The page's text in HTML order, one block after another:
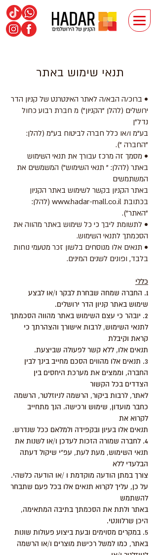
תנאי שימוש באתר
• ברוכ/ה הבא/ה לאתר האינטרנט של קניון הדר
ירושלים (להלן "הקניון") מ חברת רבוע כחול
נדל"ן
בע"מ ו/או כלל חברה לביטוח בע"מ (להלן:
"החברה ").
• מסמך זה מרכז עבורך את תנאי השימוש
באתר (להלן: " תנאי השימוש") המשמשים את
המשתמשים
באתר הקניון בקשר לשימוש באתר הקניון
בכתובת www.hadar-mall.co.il (להלן:
"האתר").
• לתשומת ליבך כי כל שימוש באתר מהווה את
הסכמתך לתנאי השימוש.
• תנאים אלו מנוסחים בלשון זכר מטעמי נוחות
בלבד, ופונים לשנים המינים.
כללי
1. החברה שמחה שבחרת לבקר ו/או לבצע
שימוש באתר קניון הדר ירושלים.
2. יובהר כי עצם השימוש באתר מהווה הסכמתך
לתנאי השימוש, לרבות אישורך והצהרתך כי
קראת וקיבלת
תנאים אלו, ללא קשר לפעולה שביצעת.
3. תנאים אלו מהווים הסכם מחייב בינך לבין
החברה, וממצים את מערכת היחסים בין
הצדדים בכל הקשור
לאתר, לרבות ביקור, הרשמה לניוזלטר, הרשמה
כחבר מועדון, שימוש ורכישה. הנך מתחייב
לקרוא את
תנאים אלו בעיון ובקפידה ולמלאם ככל שנדרש.
4. לחברה שמורה הזכות לעדכן ו/או לשנות את
תנאי השימוש, מעת לעת, עפ"י שיקול דעתה
הבלעדי ללא
צורך במתן הודעה מוקדמת ו /או הודעה כלשהי.
על כן, עליך לקרוא תנאים אלו בכל פעם שתבחר
להשתמש
באתר ולתת את הסכמתך בתיבה המתאימה,
היכן שרלוונטי.
5. במקרים מסוימים ובעת ביצוע פעולות שונות
באתר, כמו למשל רכישת מוצרים ו/או הרשמה